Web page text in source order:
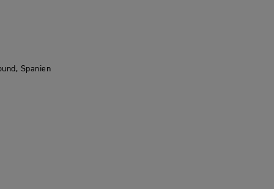
Spanien